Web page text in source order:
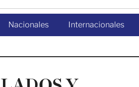
Nacionales Internacionales